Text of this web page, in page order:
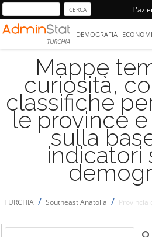
TURCHIA
DEMOGRAFIA
Mappe
curiosità,
classifiche
le province
sulla
indicatori
TURCHIA / Southeast Anatolia / Provincia